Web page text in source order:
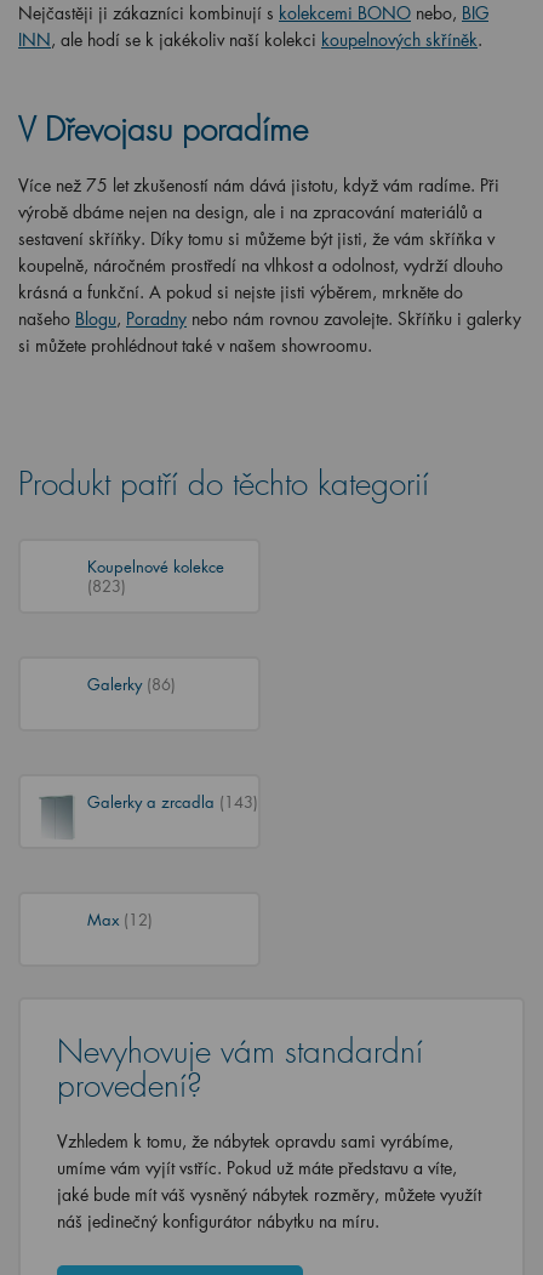
Nejčastěji ji zákazníci kombinují s kolekcemi BONO nebo, BIG
INN, ale hodí se k jakékoliv naší kolekci koupelnových skříněk.
V Dřevojasu poradíme
Více než 75 let zkušeností nám dává jistotu, když vám radíme. Při
výrobě dbáme nejen na design, ale i na zpracování materiálů a
sestavení skříňky. Díky tomu si můžeme být jisti, že vám skříňka v
koupelně, náročném prostředí na vlhkost a odolnost, vydrží dlouho
krásná a funkční. A pokud si nejste jisti výběrem, mrkněte do
našeho Blogu, Poradny nebo nám rovnou zavolejte. Skříňku i galerky
si můžete prohlédnout také v našem showroomu.
Produkt patří do těchto kategorií
Koupelnové kolekce
(823)
Galerky (86)
Galerky a zrcadla (143)
Max (12)
Nevyhovuje vám standardní
provedení?
Vzhledem k tomu, že nábytek opravdu sami vyrábíme,
umíme vám vyjít vstříc. Pokud už máte představu a víte,
jaké bude mít váš vysněný nábytek rozměry, můžete využít
náš jedinečný konfigurátor nábytku na míru.